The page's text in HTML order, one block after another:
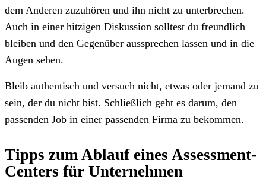
dem Anderen zuzuhören und ihn nicht zu unterbrechen.
Auch in einer hitzigen Diskussion solltest du freundlich
bleiben und den Gegenüber aussprechen lassen und in die
Augen sehen.
Bleib authentisch und versuch nicht, etwas oder jemand zu
sein, der du nicht bist. Schließlich geht es darum, den
passenden Job in einer passenden Firma zu bekommen.
Tipps zum Ablauf eines Assessment-
Centers für Unternehmen